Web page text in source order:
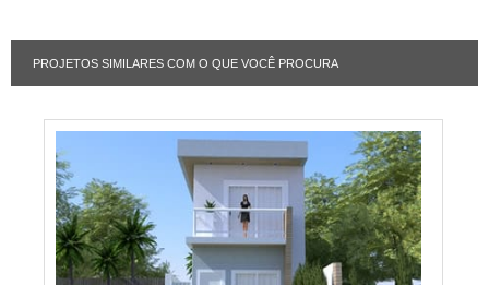
PROJETOS SIMILARES COM O QUE VOCÊ PROCURA